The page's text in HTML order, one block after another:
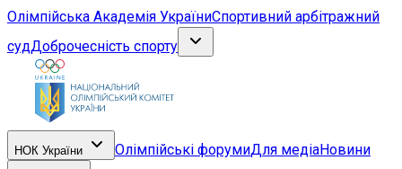
Олімпійська Академія УкраїниСпортивний арбітражний
судДоброчесність спорту
НОК України Олімпійські форумиДля медіаНовини